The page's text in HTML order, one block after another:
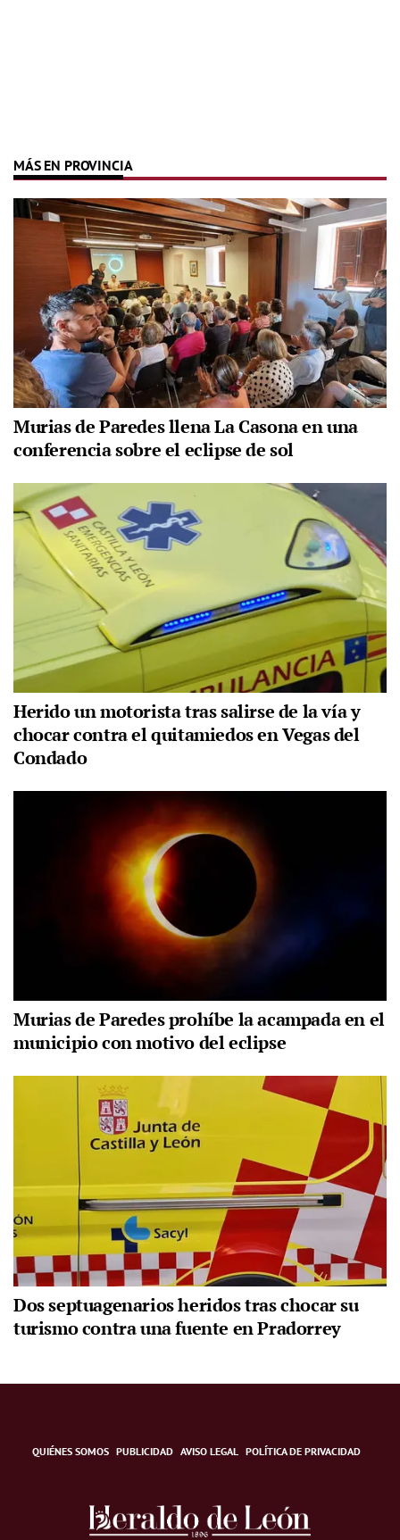
MÁS EN PROVINCIA
Murias de Paredes llena La Casona en una
conferencia sobre el eclipse de sol
Herido un motorista tras salirse de la vía y
chocar contra el quitamiedos en Vegas del
Condado
Murias de Paredes prohíbe la acampada en el
municipio con motivo del eclipse
Dos septuagenarios heridos tras chocar su
turismo contra una fuente en Pradorrey
QUIÉNES SOMOS PUBLICIDAD AVISO LEGAL POLÍTICA DE PRIVACIDAD